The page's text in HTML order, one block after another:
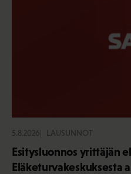
5.8.2026 LAUSUNNOT
Esitysluonnos yrittäjän
Eläketurvakeskuksesta